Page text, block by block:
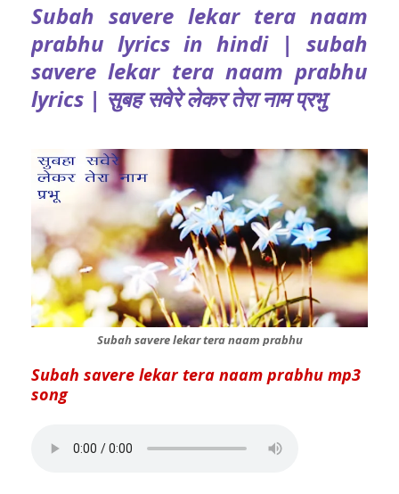
Subah savere lekar tera naam
prabhu lyrics in hindi | subah
savere lekar tera naam prabhu
lyrics | सुबह सवेरे लेकर तेरा नाम प्रभु
Subah savere lekar tera naam prabhu
Subah savere lekar tera naam prabhu mp3
song